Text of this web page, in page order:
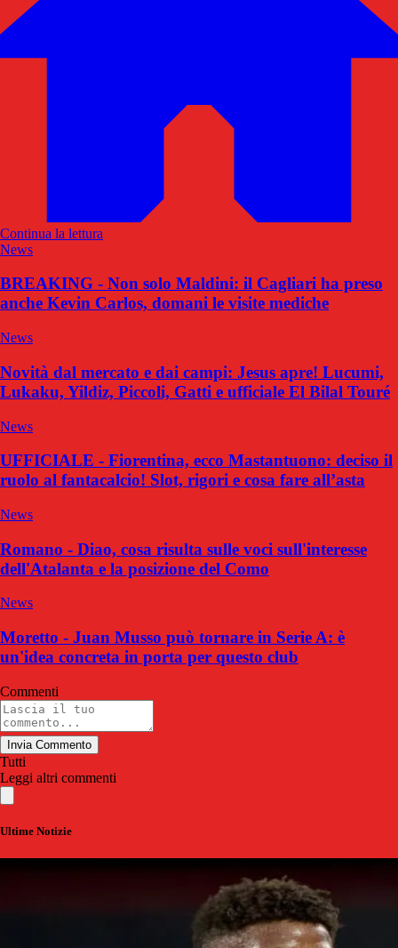
Continua la lettura
News
BREAKING - Non solo Maldini: il Cagliari ha preso
anche Kevin Carlos, domani le visite mediche
News
Novità dal mercato e dai campi: Jesus apre! Lucumi,
Lukaku, Yildiz, Piccoli, Gatti e ufficiale El Bilal Touré
News
UFFICIALE - Fiorentina, ecco Mastantuono: deciso il
ruolo al fantacalcio! Slot, rigori e cosa fare all’asta
News
Romano - Diao, cosa risulta sulle voci sull'interesse
dell'Atalanta e la posizione del Como
News
Moretto - Juan Musso può tornare in Serie A: è
un'idea concreta in porta per questo club
Commenti
Invia Commento
Tutti
Leggi altri commenti
Ultime Notizie